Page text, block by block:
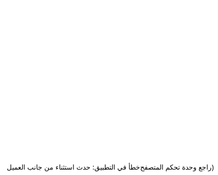
خطأ في التطبيق: حدث استثناء من جانب العميل(راجع وحدة تحكم المتصفح